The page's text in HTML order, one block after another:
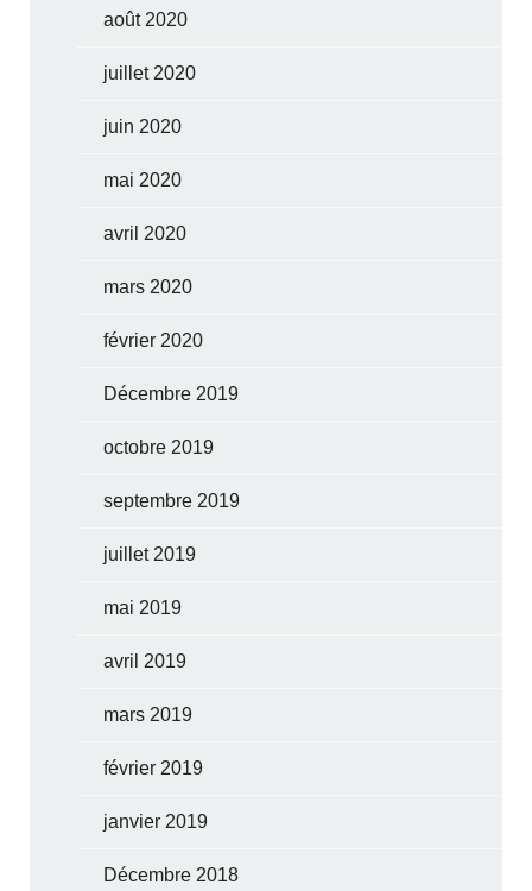
août 2020
juillet 2020
juin 2020
mai 2020
avril 2020
mars 2020
février 2020
Décembre 2019
octobre 2019
septembre 2019
juillet 2019
mai 2019
avril 2019
mars 2019
février 2019
janvier 2019
Décembre 2018